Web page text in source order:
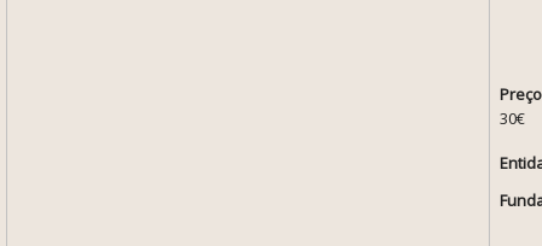
30€